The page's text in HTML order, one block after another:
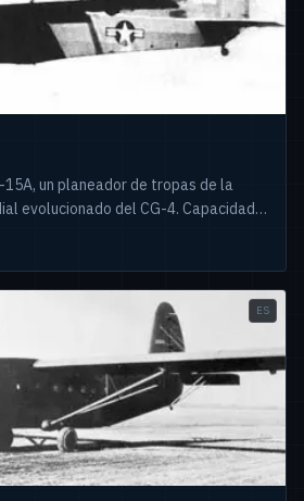
15A, un planeador de tropas de la
evolucionado del CG-4. Capacidad
velocidad de remolque de 290 km/h.
ES